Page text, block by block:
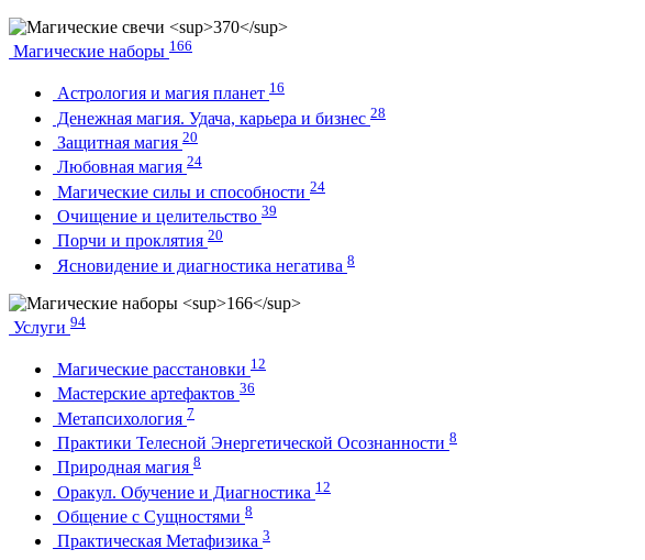
Магические наборы 166
Астрология и магия планет 16
Денежная магия. Удача, карьера и бизнес 28
Защитная магия 20
Любовная магия 24
Магические силы и способности 24
Очищение и целительство 39
Порчи и проклятия 20
Ясновидение и диагностика негатива 8
Услуги 94
Магические расстановки 12
Мастерские артефактов 36
Метапсихология 7
Практики Телесной Энергетической Осознанности 8
Природная магия 8
Оракул. Обучение и Диагностика 12
Общение с Сущностями 8
Практическая Метафизика 3